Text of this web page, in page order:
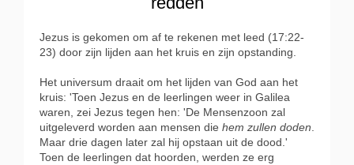
Jezus is gekomen om af te rekenen met leed (17:22-
23) door zijn lijden aan het kruis en zijn opstanding.
Het universum draait om het lijden van God aan het
kruis: 'Toen Jezus en de leerlingen weer in Galilea
waren, zei Jezus tegen hen: 'De Mensenzoon zal
uitgeleverd worden aan mensen die hem zullen doden.
Maar drie dagen later zal hij opstaan uit de dood.'
Toen de leerlingen dat hoorden, werden ze erg